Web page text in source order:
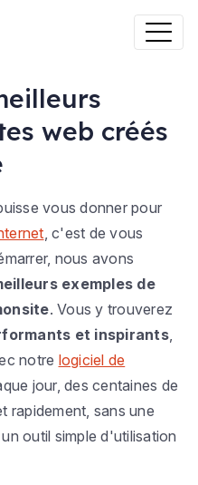
web créés
vous donner pour
, c'est de vous
nous avons
exemples de
. Vous y trouverez
et inspirants,
notre logiciel de
jour, des centaines de
rapidement, sans une
outil simple d'utilisation